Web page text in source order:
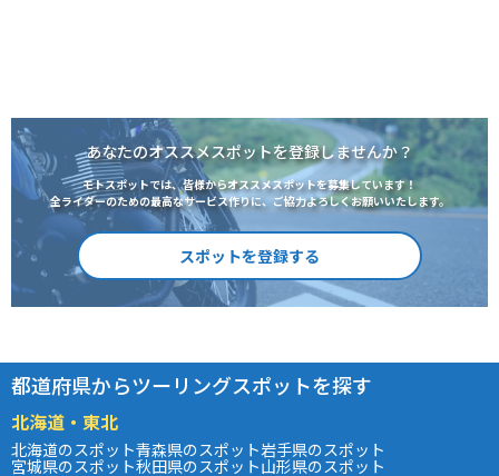
あなたのオススメスポットを登録しませんか？
モトスポットでは、皆様からオススメスポットを募集しています！
全ライダーのための最高なサービス作りに、ご協力よろしくお願いいたします。
スポットを登録する
都道府県からツーリングスポットを探す
北海道・東北
北海道のスポット青森県のスポット岩手県のスポット
宮城県のスポット秋田県のスポット山形県のスポット